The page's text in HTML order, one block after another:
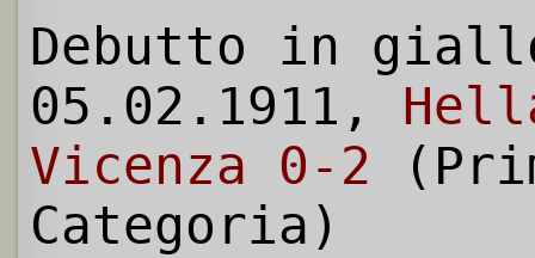
Debutto in
05.02.1911,
Vicenza 0-2
Categoria)